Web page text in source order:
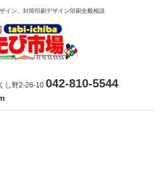
イン、封筒印刷デザイン印刷全般相談
し野2-26-10 042-810-5544